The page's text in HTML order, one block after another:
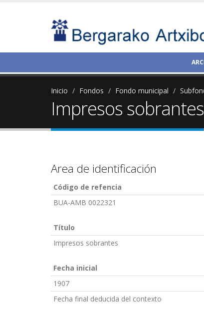
Inicio Fondos Fondo municipal
Impresos sobrantes
Area de identificación
Código de refencia
BUA-AMB 0022321
Título
Impresos sobrantes
Fecha inicial
1907
Fecha final deducida del contexto